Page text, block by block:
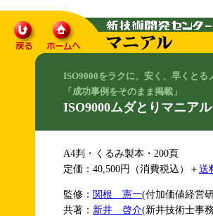
ISO9000をラクに、安く、早くとる
「成功事例をそのまま掲載」
ISO9000ムダとりマニアル
A4判・くるみ製本・200頁
定価：40,500円（消費税込）＋ 送
監修： 関根 憲一(付加価値経営
共著： 新井 啓介(新井技術士事